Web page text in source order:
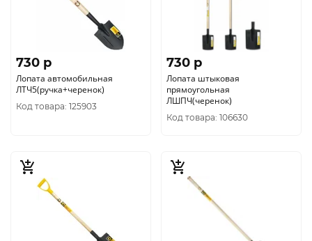
730 p
Лопата автомобильная
ЛТЧ5(ручка+черенок)
Код товара: 125903
730 p
Лопата штыковая
прямоугольная
ЛШПЧ(черенок)
Код товара: 106630